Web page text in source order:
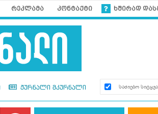
რეკლამა კონტაქტი ხშირად
ჟურნალი მკურნალი